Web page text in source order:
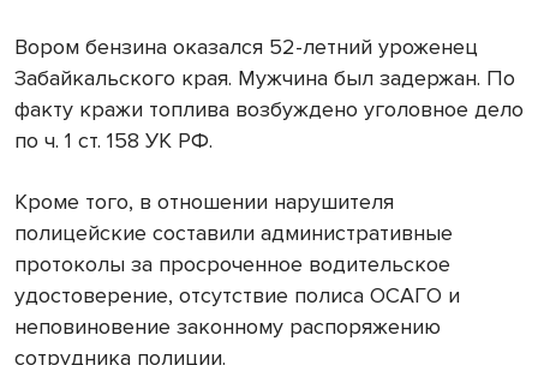
Вором бензина оказался 52-летний уроженец
Забайкальского края. Мужчина был задержан. По
факту кражи топлива возбуждено уголовное дело
по ч. 1 ст. 158 УК РФ.
Кроме того, в отношении нарушителя
полицейские составили административные
протоколы за просроченное водительское
удостоверение, отсутствие полиса ОСАГО и
неповиновение законному распоряжению
сотрудника полиции.